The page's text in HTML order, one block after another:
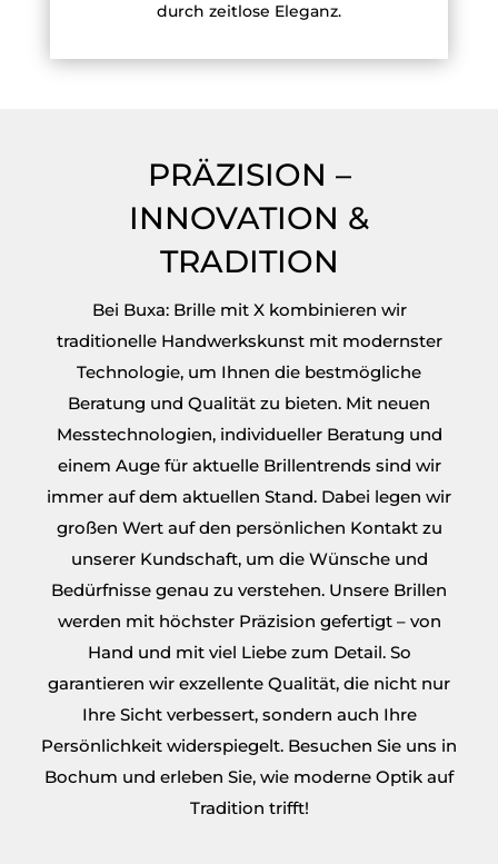
durch zeitlose Eleganz.
PRÄZISION –
INNOVATION &
TRADITION
Bei Buxa: Brille mit X kombinieren wir
traditionelle Handwerkskunst mit modernster
Technologie, um Ihnen die bestmögliche
Beratung und Qualität zu bieten. Mit neuen
Messtechnologien, individueller Beratung und
einem Auge für aktuelle Brillentrends sind wir
immer auf dem aktuellen Stand. Dabei legen wir
großen Wert auf den persönlichen Kontakt zu
unserer Kundschaft, um die Wünsche und
Bedürfnisse genau zu verstehen. Unsere Brillen
werden mit höchster Präzision gefertigt – von
Hand und mit viel Liebe zum Detail. So
garantieren wir exzellente Qualität, die nicht nur
Ihre Sicht verbessert, sondern auch Ihre
Persönlichkeit widerspiegelt. Besuchen Sie uns in
Bochum und erleben Sie, wie moderne Optik auf
Tradition trifft!